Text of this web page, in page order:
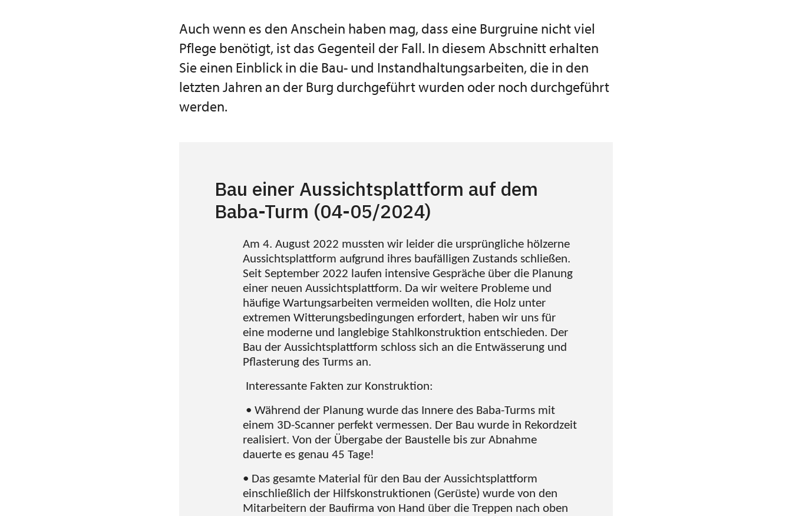
Auch wenn es den Anschein haben mag, dass eine Burgruine nicht viel
Pflege benötigt, ist das Gegenteil der Fall. In diesem Abschnitt erhalten
Sie einen Einblick in die Bau- und Instandhaltungsarbeiten, die in den
letzten Jahren an der Burg durchgeführt wurden oder noch durchgeführt
werden.
Bau einer Aussichtsplattform auf dem
Baba-Turm (04-05/2024)
Am 4. August 2022 mussten wir leider die ursprüngliche hölzerne
Aussichtsplattform aufgrund ihres baufälligen Zustands schließen.
Seit September 2022 laufen intensive Gespräche über die Planung
einer neuen Aussichtsplattform. Da wir weitere Probleme und
häufige Wartungsarbeiten vermeiden wollten, die Holz unter
extremen Witterungsbedingungen erfordert, haben wir uns für
eine moderne und langlebige Stahlkonstruktion entschieden. Der
Bau der Aussichtsplattform schloss sich an die Entwässerung und
Pflasterung des Turms an.
Interessante Fakten zur Konstruktion:
• Während der Planung wurde das Innere des Baba-Turms mit
einem 3D-Scanner perfekt vermessen. Der Bau wurde in Rekordzeit
realisiert. Von der Übergabe der Baustelle bis zur Abnahme
dauerte es genau 45 Tage!
• Das gesamte Material für den Bau der Aussichtsplattform
einschließlich der Hilfskonstruktionen (Gerüste) wurde von den
Mitarbeitern der Baufirma von Hand über die Treppen nach oben